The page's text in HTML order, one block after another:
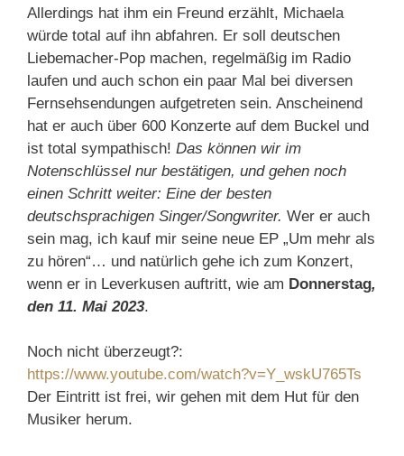
Allerdings hat ihm ein Freund erzählt, Michaela
würde total auf ihn abfahren. Er soll deutschen
Liebemacher-Pop machen, regelmäßig im Radio
laufen und auch schon ein paar Mal bei diversen
Fernsehsendungen aufgetreten sein. Anscheinend
hat er auch über 600 Konzerte auf dem Buckel und
ist total sympathisch! Das können wir im
Notenschlüssel nur bestätigen, und gehen noch
einen Schritt weiter: Eine der besten
deutschsprachigen Singer/Songwriter. Wer er auch
sein mag, ich kauf mir seine neue EP „Um mehr als
zu hören“… und natürlich gehe ich zum Konzert,
wenn er in Leverkusen auftritt, wie am Donnerstag,
den 11. Mai 2023.
Noch nicht überzeugt?:
https://www.youtube.com/watch?v=Y_wskU765Ts
Der Eintritt ist frei, wir gehen mit dem Hut für den
Musiker herum.